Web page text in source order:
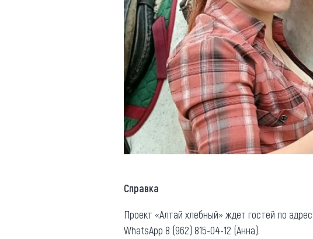
Справка
Проект «Алтай хлебный» ждет гостей по
WhatsApp 8 (962) 815-04-12 (Анна).